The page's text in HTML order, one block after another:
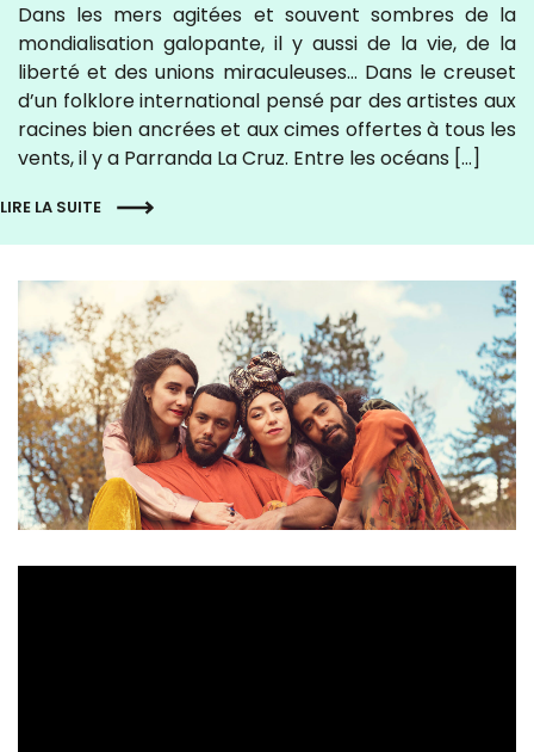
Dans les mers agitées et souvent sombres de la
mondialisation galopante, il y aussi de la vie, de la
liberté et des unions miraculeuses… Dans le creuset
d’un folklore international pensé par des artistes aux
racines bien ancrées et aux cimes offertes à tous les
vents, il y a Parranda La Cruz. Entre les océans […]
LIRE LA SUITE